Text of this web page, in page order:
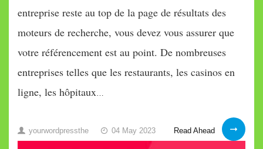
entreprise reste au top de la page de résultats des
moteurs de recherche, vous devez vous assurer que
votre référencement est au point. De nombreuses
entreprises telles que les restaurants, les casinos en
ligne, les hôpitaux
yourwordpressthe 04 May 2023 Read Ahead
Meilleurs
conseils